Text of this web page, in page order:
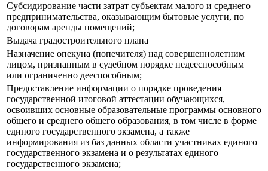
Субсидирование части затрат субъектам малого и среднего
предпринимательства, оказывающим бытовые услуги, по
договорам аренды помещений;
Выдача градостроительного плана
Назначение опекуна (попечителя) над совершеннолетним
лицом, признанным в судебном порядке недееспособным
или ограниченно дееспособным;
Предоставление информации о порядке проведения
государственной итоговой аттестации обучающихся,
освоивших основные образовательные программы основного
общего и среднего общего образования, в том числе в форме
единого государственного экзамена, а также
информирования из баз данных области участниках единого
государственного экзамена и о результатах единого
государственного экзамена;